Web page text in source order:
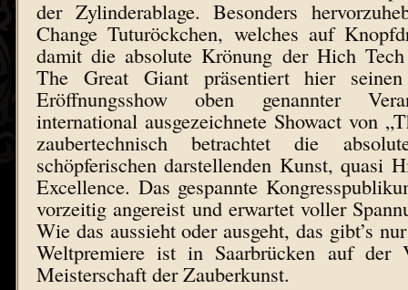
der Zylinderablage. Besonders
Change Tuturöckchen, welches auf
damit die absolute Krönung der Hich
The Great Giant präsentiert hier seinen
Eröffnungsshow oben genannter
international ausgezeichnete Showact von
zaubertechnisch betrachtet die
schöpferischen darstellenden Kunst, quasi
Excellence. Das gespannte
vorzeitig angereist und erwartet voller
Wie das aussieht oder ausgeht, das gibt’s
Weltpremiere ist in Saarbrücken auf der
Meisterschaft der Zauberkunst.